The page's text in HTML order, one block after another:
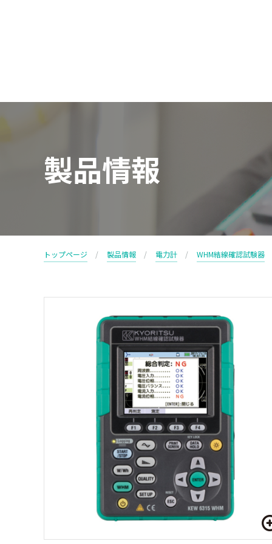
製品情報
トップページ 製品情報 電力計 WHM結線確認試験器